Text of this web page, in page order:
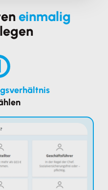
einmalig